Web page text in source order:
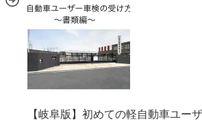
【岐阜版】初めての軽自動車ユー